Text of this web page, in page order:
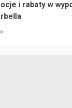
i rabaty w